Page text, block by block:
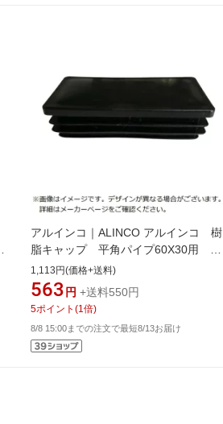
アルインコ｜ALINCO アルインコ 樹
脂キャップ 平角パイプ60X30用 ブ
ラック （2個入） AC324K2
1,113円(価格+送料)
563 円 +送料550円
5ポイント (1 倍)
8/8 15:00までの注文で最短8/13お届け